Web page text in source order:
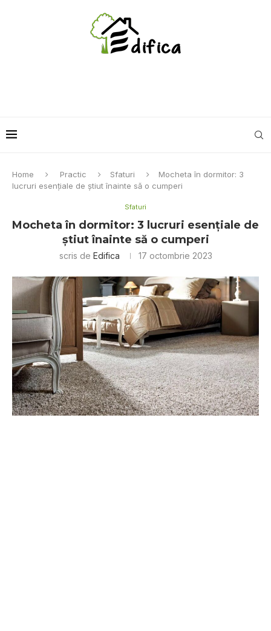
Home Practic Sfaturi
Mocheta în dormitor: 3
lucruri esențiale de știut înainte să o cumperi
Sfaturi
Mocheta în dormitor: 3 lucruri esențiale de
știut înainte să o cumperi
scris de Edifica 17 octombrie 2023